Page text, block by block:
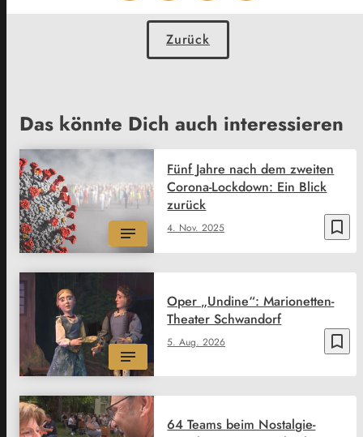
Zurück
Das könnte Dich auch interessieren
bookmark_border
4. Nov. 2025
Fünf Jahre nach dem zweiten
Corona-Lockdown: Ein Blick
zurück
bookmark_border
5. Aug. 2026
Oper „Undine“: Marionetten-
Theater Schwandorf
64 Teams beim Nostalgie-